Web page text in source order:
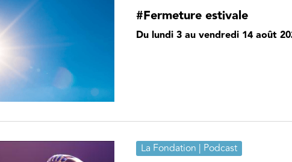
#Fermeture estivale
Du lundi 3 au vendredi 14 août
La Fondation | Podcast